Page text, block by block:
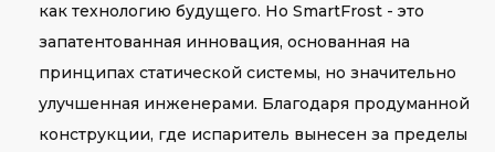
как технологию будущего. Но SmartFrost - это
запатентованная инновация, основанная на
принципах статической системы, но значительно
улучшенная инженерами. Благодаря продуманной
конструкции, где испаритель вынесен за пределы